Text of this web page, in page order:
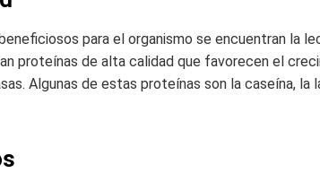
para el organismo se encuentran la
proteínas de alta calidad que favorecen el
Algunas de estas proteínas son la caseína, la